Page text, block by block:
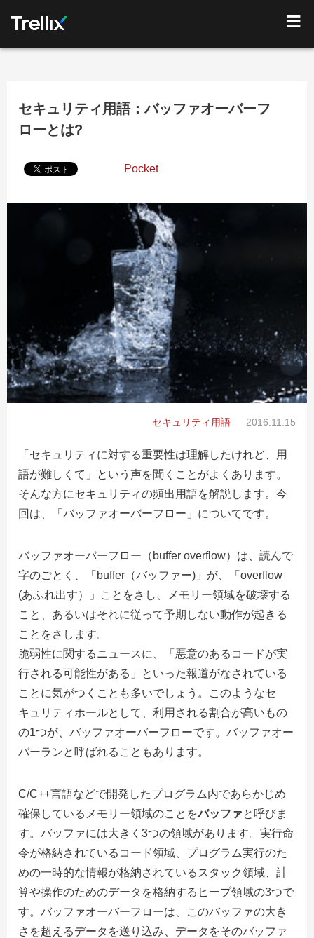
セキュリティ用語：バッファオーバーフ
ローとは?
Pocket
セキュリティ用語 2016.11.15
「セキュリティに対する重要性は理解したけれど、用
語が難しくて」という声を聞くことがよくあります。
そんな方にセキュリティの頻出用語を解説します。今
回は、「バッファオーバーフロー」についてです。
バッファオーバーフロー（buffer overflow）は、読んで
字のごとく、「buffer（バッファー)」が、「overflow
(あふれ出す）」ことをさし、メモリー領域を破壊する
こと、あるいはそれに従って予期しない動作が起きる
ことをさします。
脆弱性に関するニュースに、「悪意のあるコードが実
行される可能性がある」といった報道がなされている
ことに気がつくことも多いでしょう。このようなセ
キュリティホールとして、利用される割合が高いもの
の1つが、バッファオーバーフローです。バッファオー
バーランと呼ばれることもあります。
C/C++言語などで開発したプログラム内であらかじめ
確保しているメモリー領域のことをバッファと呼びま
す。バッファには大きく3つの領域があります。実行命
令が格納されているコード領域、プログラム実行のた
めの一時的な情報が格納されているスタック領域、計
算や操作のためのデータを格納するヒープ領域の3つで
す。バッファオーバーフローは、このバッファの大き
さを超えるデータを送り込み、データをそのバッファ